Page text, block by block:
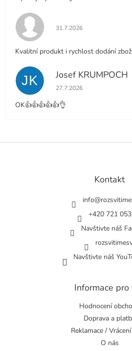
Hodnocení obchodu je 5
31.7.2026
Kvalitní produkt i rychlost dodání
JK Josef KRUMPOCH
Hodnocení obchodu je 5
27.7.2026
OK👍👍👍👍👍👌
Z
Kontakt
info@
+420 721
Navštivte náš
Navštivte náš
Informace pro
Hodnocení
Doprava a
Reklamace /
O nás